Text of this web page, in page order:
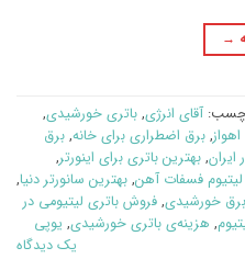
→
آقای انرژی, باتری خورشیدی,
, برق اضطراری برای خانه, برق
ایران, بهترین باتری برای اینورتر,
لیتیوم فسفات آهن, بهترین سانورتر دنیا,
خورشیدی, فروش باتری لیتیومی در
, هزینه‌ی باتری خورشیدی, یوپی
یک دیدگاه